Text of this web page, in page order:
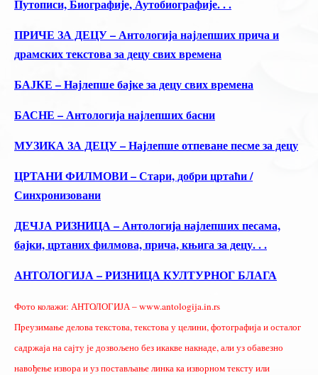
Путописи, Биографије, Аутобиографије. . .
ПРИЧЕ ЗА ДЕЦУ – Антологија најлепших прича и
драмских текстова за децу свих времена
БАЈКЕ – Најлепше бајке за децу свих времена
БАСНЕ – Антологија најлепших басни
МУЗИКА ЗА ДЕЦУ – Најлепше отпеване песме за децу
ЦРТАНИ ФИЛМОВИ – Стари, добри цртаћи /
Синхронизовани
ДЕЧЈА РИЗНИЦА – Антологија најлепших песама,
бајки, цртаних филмова, прича, књига за децу. . .
АНТОЛОГИЈА – РИЗНИЦА КУЛТУРНОГ БЛАГА
Фото колажи: АНТОЛОГИЈА – www.antologija.in.rs
Преузимање делова текстова, текстова у целини, фотографија и осталог
садржаја на сајту је дозвољено без икакве накнаде, али уз обавезно
навођење извора и уз постављање линка ка изворном тексту или